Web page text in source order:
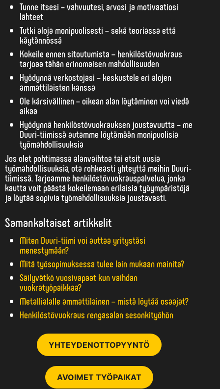
Tunne itsesi – vahvuutesi, arvosi ja motivaatiosi
lähteet
Tutki aloja monipuolisesti – sekä teoriassa että
käytännössä
Kokeile ennen sitoutumista – henkilöstövuokraus
tarjoaa tähän erinomaisen mahdollisuuden
Hyödynnä verkostojasi – keskustele eri alojen
ammattilaisten kanssa
Ole kärsivällinen – oikean alan löytäminen voi viedä
aikaa
Hyödynnä henkilöstövuokrauksen joustavuutta – me
Duuri-tiimissä autamme löytämään monipuolisia
työmahdollisuuksia
Jos olet pohtimassa alanvaihtoa tai etsit uusia
työmahdollisuuksia, ota rohkeasti yhteyttä meihin Duuri-
tiimissä. Tarjoamme henkilöstövuokrauspalvelua, jonka
kautta voit päästä kokeilemaan erilaisia työympäristöjä
ja löytää sopivia työmahdollisuuksia joustavasti.
Samankaltaiset artikkelit
Miten Duuri-tiimi voi auttaa yritystäsi
menestymään?
Mitä työsopimuksessa tulee lain mukaan mainita?
Säilyvätkö vuosivapaat kun vaihdan
vuokratyöpaikkaa?
Metallialalle ammattilainen – mistä löytää osaajat?
Henkilöstövuokraus rengasalan sesonkityöhön
YHTEYDENOTTOPYYNTÖ
AVOIMET TYÖPAIKAT